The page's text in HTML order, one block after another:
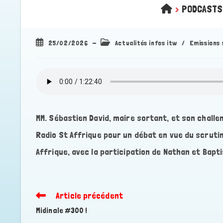
>
Publication
25/02/2026
PostActualités infos itw / Emissions
MM. Sébastien David, maire sortant, et son
Radio St Affrique pour un débat en vue du
Affrique, avec la participation de Nathan et
Read
articles
Article précédent
Midinale #300 !